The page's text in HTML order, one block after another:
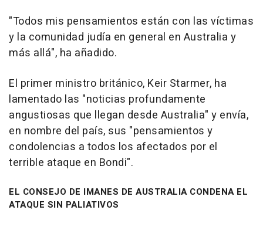
"Todos mis pensamientos están con las víctimas
y la comunidad judía en general en Australia y
más allá", ha añadido.
El primer ministro británico, Keir Starmer, ha
lamentado las "noticias profundamente
angustiosas que llegan desde Australia" y envía,
en nombre del país, sus "pensamientos y
condolencias a todos los afectados por el
terrible ataque en Bondi".
EL CONSEJO DE IMANES DE AUSTRALIA CONDENA EL
ATAQUE SIN PALIATIVOS